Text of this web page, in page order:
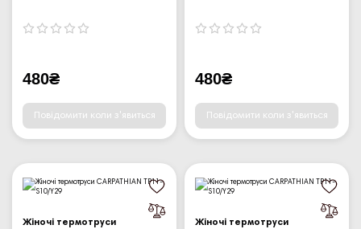
480₴
Повідомити коли з'явиться
480₴
Повідомити коли з'явиться
Жіночі термотруси
Жіночі термотруси